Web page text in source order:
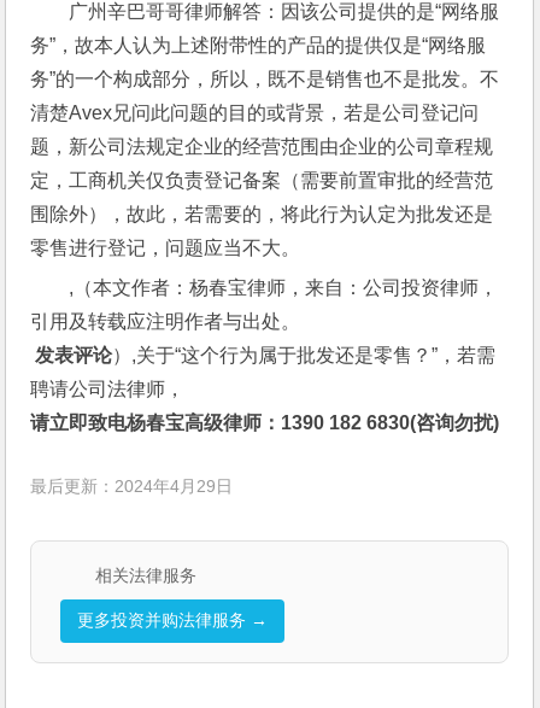
广州辛巴哥哥律师解答：因该公司提供的是“网络服
务”，故本人认为上述附带性的产品的提供仅是“网络服
务”的一个构成部分，所以，既不是销售也不是批发。不
清楚Avex兄问此问题的目的或背景，若是公司登记问
题，新公司法规定企业的经营范围由企业的公司章程规
定，工商机关仅负责登记备案（需要前置审批的经营范
围除外），故此，若需要的，将此行为认定为批发还是
零售进行登记，问题应当不大。
,（本文作者：杨春宝律师，来自：公司投资律师，
引用及转载应注明作者与出处。
发表评论）,关于“这个行为属于批发还是零售？”，若需
聘请公司法律师，
请立即致电杨春宝高级律师：1390 182 6830(咨询勿扰)
最后更新：2024年4月29日
相关法律服务
更多投资并购法律服务 →